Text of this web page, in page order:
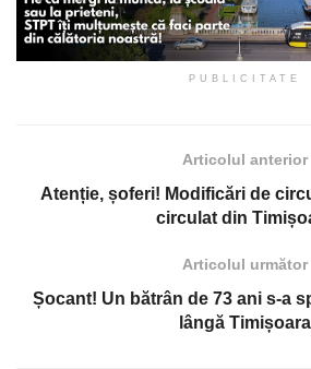
PUBLICITATE
Articolul anterior
Atenție, șoferi! Modificări de
circulat din
Articolul următor
Șocant! Un bătrân de 73 ani s-a
lângă Timișoara